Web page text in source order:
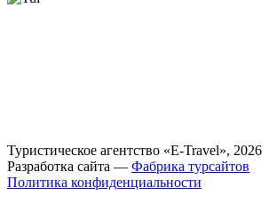
Туристическое агентство «E-Travel», 2026
Разработка сайта — Фабрика турсайтов
Политика конфиденциальности